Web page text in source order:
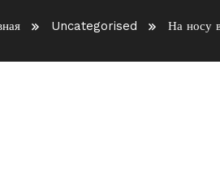
Uncategorised На носу